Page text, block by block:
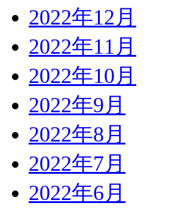
2022年12月
2022年11月
2022年10月
2022年9月
2022年8月
2022年7月
2022年6月